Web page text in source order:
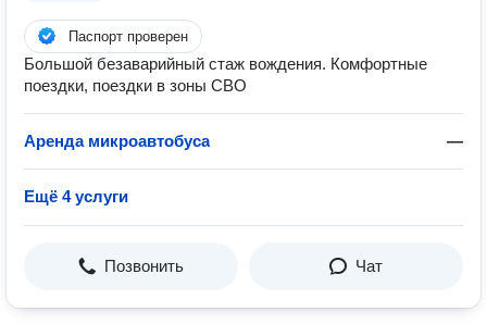
Паспорт проверен
Большой безаварийный стаж вождения. Комфортные
поездки, поездки в зоны СВО
Аренда микроавтобуса —
Ещё 4 услуги
Позвонить Чат